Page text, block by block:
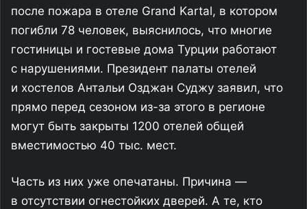
после пожара в отеле Grand Kartal, в котором
погибли 78 человек, выяснилось, что многие
гостиницы и гостевые дома Турции работают
с нарушениями. Президент палаты отелей
и хостелов Антальи Озджан Суджу заявил, что
прямо перед сезоном из-за этого в регионе
могут быть закрыты 1200 отелей общей
вместимостью 40 тыс. мест.
Часть из них уже опечатаны. Причина —
в отсутствии огнестойких дверей. А те, кто